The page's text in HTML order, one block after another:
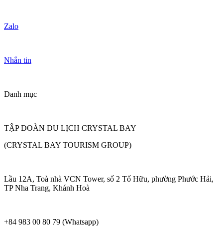
Zalo
Nhắn tin
Danh mục
TẬP ĐOÀN DU LỊCH CRYSTAL BAY
(CRYSTAL BAY TOURISM GROUP)
Lầu 12A, Toà nhà VCN Tower, số 2 Tố Hữu, phường Phước Hải,
TP Nha Trang, Khánh Hoà
+84 983 00 80 79 (Whatsapp)